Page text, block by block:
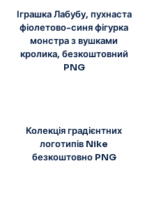
Іграшка Лабубу, пухнаста
фіолетово-синя фігурка
монстра з вушками
кролика, безкоштовний
PNG
Колекція градієнтних
логотипів Nike
безкоштовно PNG